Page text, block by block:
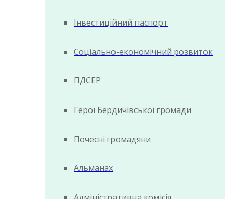
Інвестиційний паспорт
Соціально-економічний розвиток
ПДСЕР
Герої Бердичівської громади
Почесні громадяни
Альманах